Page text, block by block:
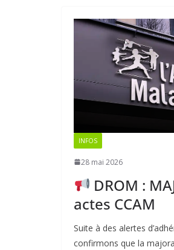
INFOS
28 mai 2026
DROM :
actes CCAM
Suite à des alertes
confirmons que la